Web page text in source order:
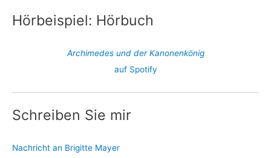
Hörbeispiel: Hörbuch
Archimedes und der Kanonenkönig
auf Spotify
Schreiben Sie mir
Nachricht an Brigitte Mayer